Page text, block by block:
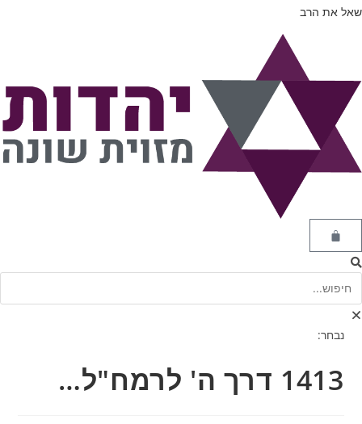
שאל את הרב
נבחר:
1413 דרך ה' לרמח"ל…